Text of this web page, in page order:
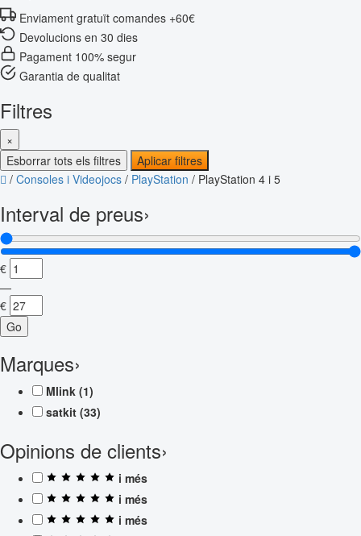
Enviament gratuït comandes +60€
Devolucions en 30 dies
Pagament 100% segur
Garantia de qualitat
Filtres
×
Esborrar tots els filtres
Aplicar filtres
/ Consoles i Videojocs / PlayStation / PlayStation 4 i 5
Interval de preus›
€
—
€
Go
Marques›
Mlink (1)
satkit (33)
Opinions de clients›
i més
i més
i més